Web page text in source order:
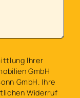
Ihrer
GmbH
GmbH. Ihre
Widerruf